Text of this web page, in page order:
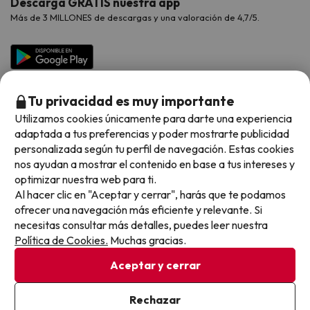
Viajes para grupos
Hoteles Galicia
Hoteles Salou
Chollos con Todo Incluido
Chollos en la playa
Hoteles con toboganes
Selección de la Newsletter
Los favoritos de nuestros clientes
Vacaciones en Agosto
Vacaciones en Octubre
Vacaciones en Noviembre
Preguntas frecuentes
Más de 3 MILLONES de descargas y una valoración de 4,7/5.
Métodos de pago disponibles
Condiciones generales
Política de cookies
Tu privacidad es muy importante
Utilizamos cookies únicamente para darte una experiencia
adaptada a tus preferencias y poder mostrarte publicidad
personalizada según tu perfil de navegación. Estas cookies
nos ayudan a mostrar el contenido en base a tus intereses y
optimizar nuestra web para ti.
Al hacer clic en "Aceptar y cerrar", harás que te podamos
ofrecer una navegación más eficiente y relevante. Si
necesitas consultar más detalles, puedes leer nuestra
Política de Cookies. Muchas gracias.
Aceptar y cerrar
Rechazar